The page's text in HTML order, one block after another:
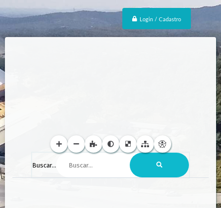
Login / Cadastro
Buscar...